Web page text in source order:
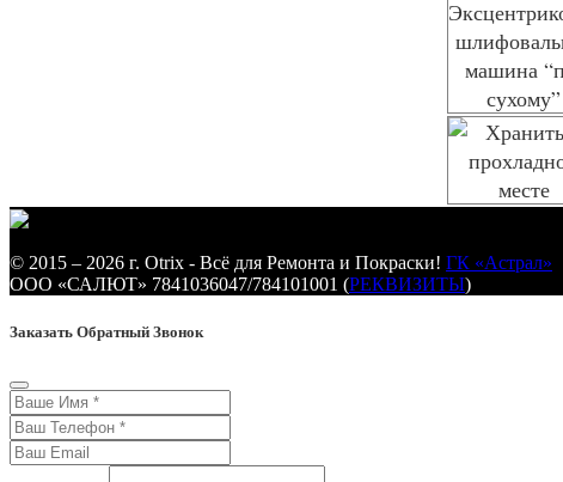
© 2015 – 2026 г. Otrix - Всё для Ремонта и Покраски! ГК «Астрал»
ООО «САЛЮТ» 7841036047/784101001 (РЕКВИЗИТЫ)
Заказать Обратный Звонок